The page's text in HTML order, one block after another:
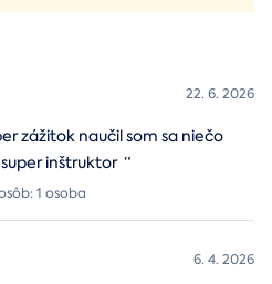
22. 6. 2026
zážitok naučil som sa niečo
inštruktor “
1 osoba
6. 4. 2026